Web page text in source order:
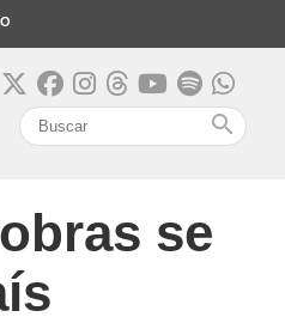
search
se